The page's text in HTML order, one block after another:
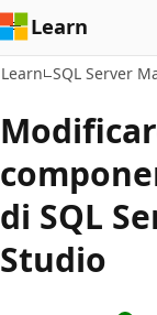
Learn
Learn SQL Server
di SQL
Studio